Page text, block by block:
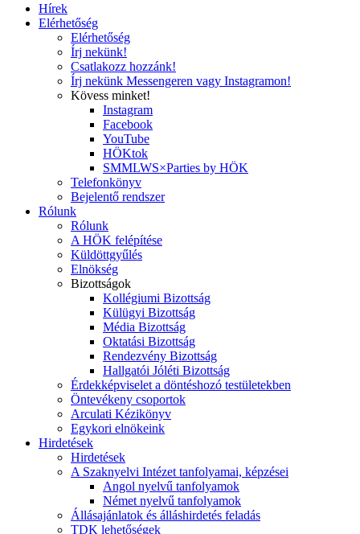
Hírek
Elérhetőség
Elérhetőség
Írj nekünk!
Csatlakozz hozzánk!
Írj nekünk Messengeren vagy Instagramon!
Kövess minket!
Instagram
Facebook
YouTube
HÖKtok
SMMLWS×Parties by HÖK
Telefonkönyv
Bejelentő rendszer
Rólunk
Rólunk
A HÖK felépítése
Küldöttgyűlés
Elnökség
Bizottságok
Kollégiumi Bizottság
Külügyi Bizottság
Média Bizottság
Oktatási Bizottság
Rendezvény Bizottság
Hallgatói Jóléti Bizottság
Érdekképviselet a döntéshozó testületekben
Öntevékeny csoportok
Arculati Kézikönyv
Egykori elnökeink
Hirdetések
Hirdetések
A Szaknyelvi Intézet tanfolyamai, képzései
Angol nyelvű tanfolyamok
Német nyelvű tanfolyamok
Állásajánlatok és álláshirdetés feladás
TDK lehetőségek